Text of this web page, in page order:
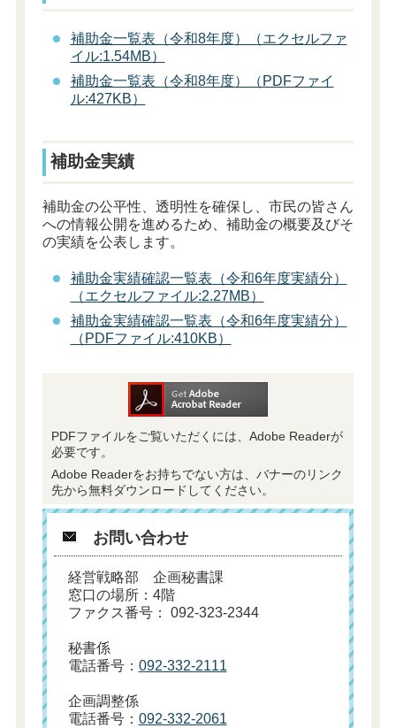
補助金一覧表（令和8年度）（エクセルファ
イル:1.54MB）
補助金一覧表（令和8年度）（PDFファイ
ル:427KB）
補助金実績
補助金の公平性、透明性を確保し、市民の皆さん
への情報公開を進めるため、補助金の概要及びそ
の実績を公表します。
補助金実績確認一覧表（令和6年度実績分）
（エクセルファイル:2.27MB）
補助金実績確認一覧表（令和6年度実績分）
（PDFファイル:410KB）
PDFファイルをご覧いただくには、Adobe Readerが
必要です。
Adobe Readerをお持ちでない方は、バナーのリンク
先から無料ダウンロードしてください。
お問い合わせ
経営戦略部 企画秘書課
窓口の場所：4階
ファクス番号： 092-323-2344
秘書係
電話番号： 092-332-2111
企画調整係
電話番号： 092-332-2061